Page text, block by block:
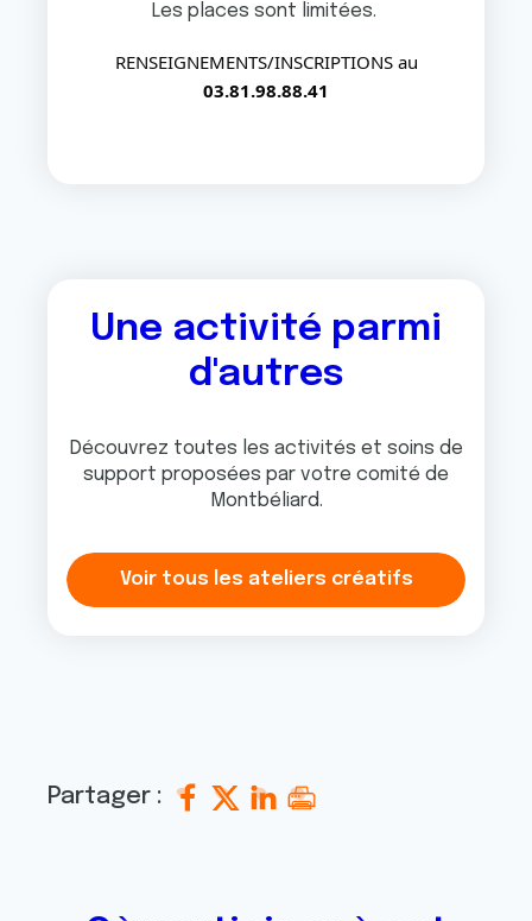
Les places sont limitées.
RENSEIGNEMENTS/INSCRIPTIONS au
03.81.98.88.41
Une activité parmi
d'autres
Découvrez toutes les activités et soins de
support proposées par votre comité de
Montbéliard.
Voir tous les ateliers créatifs
Partager :